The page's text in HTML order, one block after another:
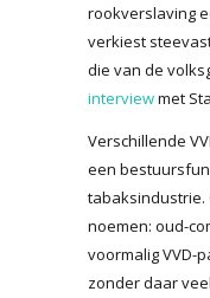
rookverslaving
verkiest
die van de
interviewmet
Verschillende
een
tabaksindustrie.
noemen: oud-
voormalig VVD-
zonder daar